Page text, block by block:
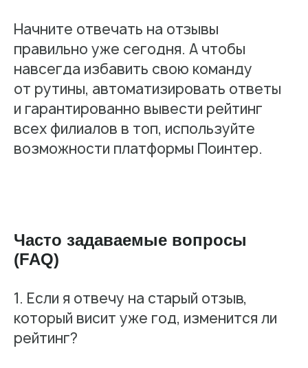
Начните отвечать на отзывы
правильно уже сегодня. А чтобы
навсегда избавить свою команду
от рутины, автоматизировать ответы
и гарантированно вывести рейтинг
всех филиалов в топ, используйте
возможности платформы Поинтер.
Часто задаваемые вопросы
(FAQ)
1. Если я отвечу на старый отзыв,
который висит уже год, изменится ли
рейтинг?
+7
согласие
данных в соответствии с Политикой
конфиденциальности